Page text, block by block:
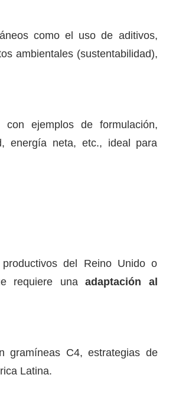
como el uso de aditivos,
ambientales (sustentabilidad),
ejemplos de formulación,
energía neta, etc., ideal para
del Reino Unido o
requiere unaadaptación al
gramíneas C4, estrategias de
Latina.